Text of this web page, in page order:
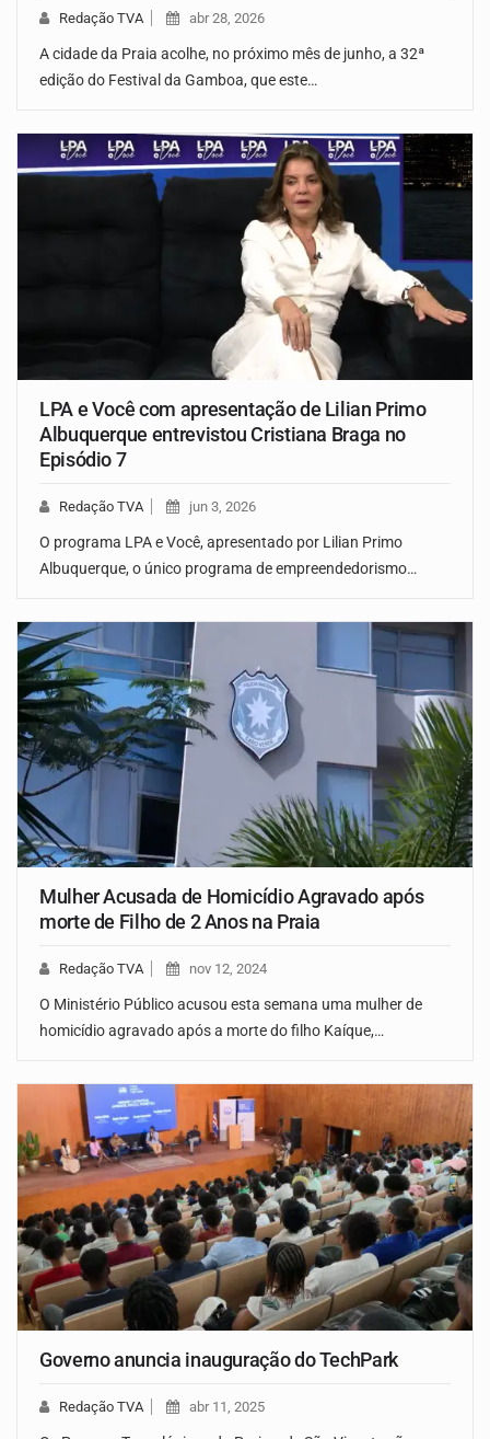
Redação TVA abr 28, 2026
A cidade da Praia acolhe, no próximo mês de junho, a 32ª
edição do Festival da Gamboa, que este…
LPA e Você com apresentação de Lilian Primo
Albuquerque entrevistou Cristiana Braga no
Episódio 7
Redação TVA jun 3, 2026
O programa LPA e Você, apresentado por Lilian Primo
Albuquerque, o único programa de empreendedorismo…
Mulher Acusada de Homicídio Agravado após
morte de Filho de 2 Anos na Praia
Redação TVA nov 12, 2024
O Ministério Público acusou esta semana uma mulher de
homicídio agravado após a morte do filho Kaíque,…
Governo anuncia inauguração do TechPark
Redação TVA abr 11, 2025